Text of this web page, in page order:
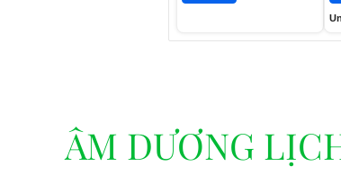
ÂM DƯƠNG